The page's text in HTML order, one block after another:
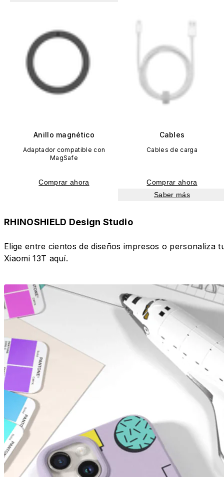
Anillo magnético
Adaptador compatible con
MagSafe
Comprar ahora
Cables
Cables de carga
Comprar ahora
Saber más
RHINOSHIELD Design Studio
Elige entre cientos de diseños impresos o personaliza
Xiaomi 13T aquí.